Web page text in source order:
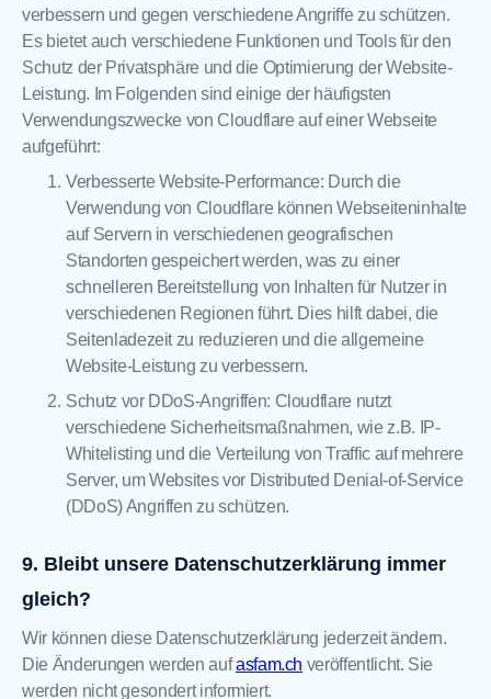
verbessern und gegen verschiedene Angriffe zu schützen.
Es bietet auch verschiedene Funktionen und Tools für den
Schutz der Privatsphäre und die Optimierung der Website-
Leistung. Im Folgenden sind einige der häufigsten
Verwendungszwecke von Cloudflare auf einer Webseite
aufgeführt:
Verbesserte Website-Performance: Durch die
Verwendung von Cloudflare können Webseiteninhalte
auf Servern in verschiedenen geografischen
Standorten gespeichert werden, was zu einer
schnelleren Bereitstellung von Inhalten für Nutzer in
verschiedenen Regionen führt. Dies hilft dabei, die
Seitenladezeit zu reduzieren und die allgemeine
Website-Leistung zu verbessern.
Schutz vor DDoS-Angriffen: Cloudflare nutzt
verschiedene Sicherheitsmaßnahmen, wie z.B. IP-
Whitelisting und die Verteilung von Traffic auf mehrere
Server, um Websites vor Distributed Denial-of-Service
(DDoS) Angriffen zu schützen.
Bleibt unsere Datenschutzerklärung immer
gleich?
Wir können diese Datenschutzerklärung jederzeit ändern.
Die Änderungen werden aufasfam.ch veröffentlicht. Sie
werden nicht gesondert informiert.